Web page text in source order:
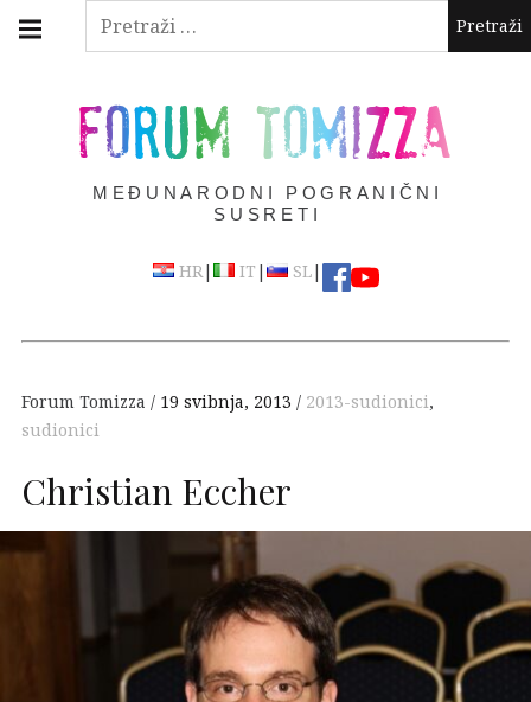
Pretraži:
Skip
FORUM TOMIZZA
MEĐUNARODNI POGRANIČNI
SUSRETI
HR| IT | SL|
navigation
Forum Tomizza 19 svibnja, 2013 2013-sudionici,
sudionici
Christian Eccher